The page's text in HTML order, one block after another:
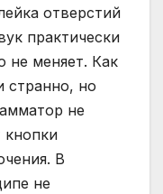
отверстий
практически
не меняет. Как
странно, но
не
кнопки
В
не